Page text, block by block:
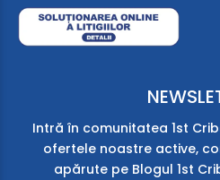
Intră în comunitatea 1st
ofertele noastre active,
apărute pe Blogul 1st